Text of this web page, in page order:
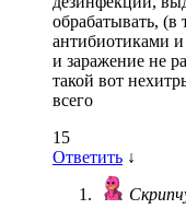
обрабатывать,
антибиотиками
и заражение не
такой вот
всего
15
Ответить ↓